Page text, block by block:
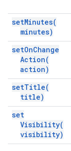
setMinutes(
minutes)
setOnChange
Action(
action)
setTitle(
title)
set
Visibility(
visibility)